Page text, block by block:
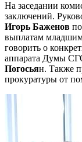
На заседании
заключений.
Игорь Баженов
выплатам
говорить о
аппарата Думы
Погосьян. Также
прокуратуры от